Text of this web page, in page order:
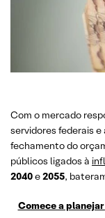
Com o mercado
servidores federais
fechamento do
públicos ligados à
2040e2055,
Comece a